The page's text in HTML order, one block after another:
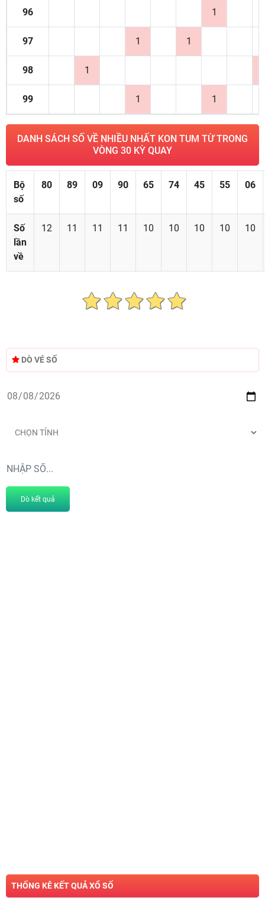
DÒ VÉ SỐ
Dò kết quả
96 1
97 1 1
98 1
99 1 1
DANH SÁCH SỐ VỀ NHIỀU NHẤT KON TUM TỪ TRONG
VÒNG 30 KỲ QUAY
Bộ
số
80 89 09 90 65 74 45 55 06
Số
lần
về
12 11 11 11 10 10 10 10 10
THỐNG KÊ KẾT QUẢ XỔ SỐ